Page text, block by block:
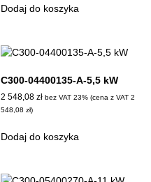
Dodaj do koszyka
C300-04400135-A-5,5 kW
2 548,08 zł bez VAT 23% (cena z VAT 2
548,08 zł)
Dodaj do koszyka